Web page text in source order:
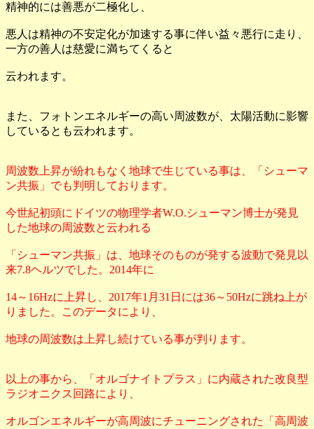
精神的には善悪が二極化し、
悪人は精神の不安定化が加速する事に伴い益々悪行に走り、
一方の善人は慈愛に満ちてくると
云われます。
また、フォトンエネルギーの高い周波数が、太陽活動に影響
しているとも云われます。
周波数上昇が紛れもなく地球で生じている事は、「シューマ
ン共振」でも判明しております。
今世紀初頭にドイツの物理学者W.O.シューマン博士が発見
した地球の周波数と云われる
「シューマン共振」は、地球そのものが発する波動で発見以
来7.8ヘルツでした。2014年に
14～16Hzに上昇し、2017年1月31日には36～50Hzに跳ね上が
りました。このデータにより、
地球の周波数は上昇し続けている事が判ります。
以上の事から、「オルゴナイトプラス」に内蔵された改良型
ラジオニクス回路により、
オルゴンエネルギーが高周波にチューニングされた「高周波